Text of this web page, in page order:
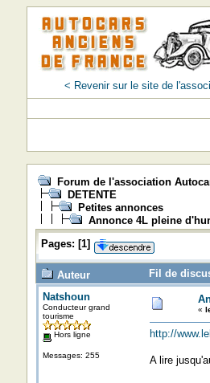
< Revenir sur le site de
Forum de l'association
DETENTE
Petites annonces
Annonce 4L pleine
Pages: [1]
Auteur
Fil de
Natshoun
Conducteur grand
tourisme
Hors ligne
Messages: 255
«
http://
A lire